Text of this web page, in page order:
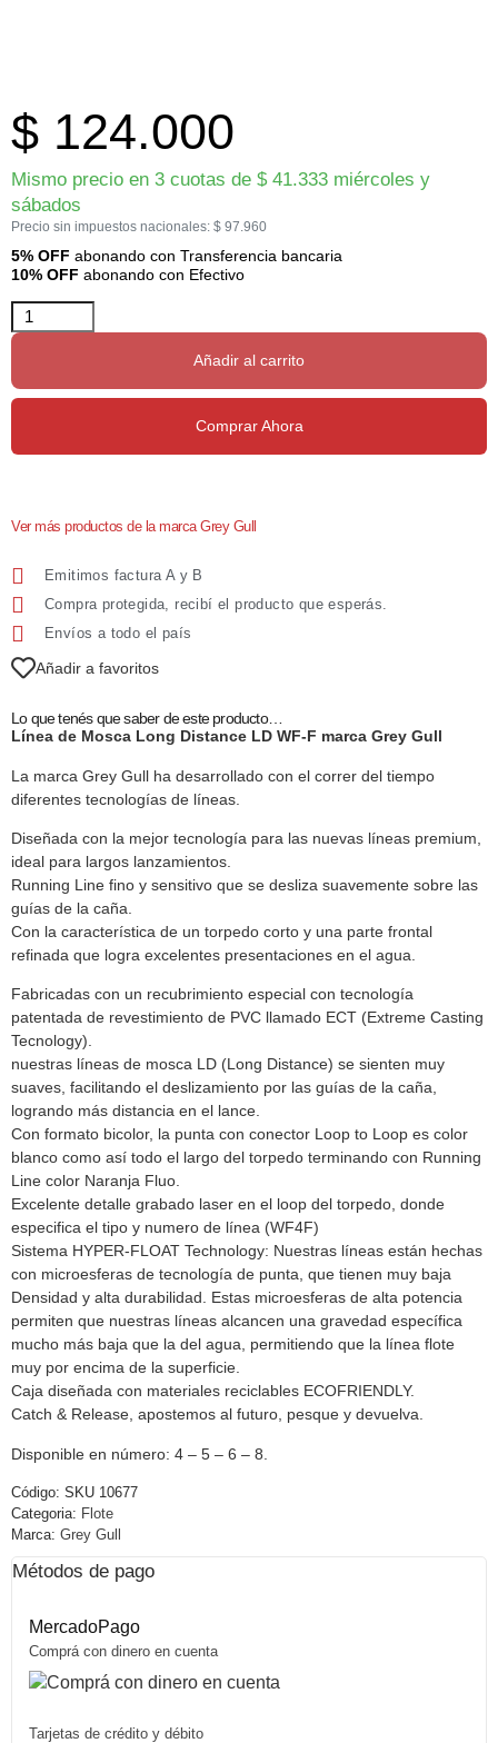
$ 124.000
Mismo precio en 3 cuotas de $41.333 miércoles y
sábados
Precio sin impuestos nacionales: $ 97.960
5% OFF abonando con Transferencia bancaria
10% OFF abonando con Efectivo
Añadir al carrito
Comprar Ahora
Ver más productos de la marca Grey Gull
Emitimos factura A y B
Compra protegida, recibí el producto que esperás.
Envíos a todo el país
Añadir a favoritos
Lo que tenés que saber de este producto…
Línea de Mosca Long Distance LD WF-F marca Grey Gull
La marca Grey Gull ha desarrollado con el correr del tiempo
diferentes tecnologías de líneas.
Diseñada con la mejor tecnología para las nuevas líneas premium,
ideal para largos lanzamientos.
Running Line fino y sensitivo que se desliza suavemente sobre las
guías de la caña.
Con la característica de un torpedo corto y una parte frontal
refinada que logra excelentes presentaciones en el agua.
Fabricadas con un recubrimiento especial con tecnología
patentada de revestimiento de PVC llamado ECT (Extreme Casting
Tecnology).
nuestras líneas de mosca LD (Long Distance) se sienten muy
suaves, facilitando el deslizamiento por las guías de la caña,
logrando más distancia en el lance.
Con formato bicolor, la punta con conector Loop to Loop es color
blanco como así todo el largo del torpedo terminando con Running
Line color Naranja Fluo.
Excelente detalle grabado laser en el loop del torpedo, donde
especifica el tipo y numero de línea (WF4F)
Sistema HYPER-FLOAT Technology: Nuestras líneas están hechas
con microesferas de tecnología de punta, que tienen muy baja
Densidad y alta durabilidad. Estas microesferas de alta potencia
permiten que nuestras líneas alcancen una gravedad específica
mucho más baja que la del agua, permitiendo que la línea flote
muy por encima de la superficie.
Caja diseñada con materiales reciclables ECOFRIENDLY.
Catch & Release, apostemos al futuro, pesque y devuelva.
Disponible en número: 4 – 5 – 6 – 8.
Código: SKU 10677
Categoria: Flote
Marca: Grey Gull
Métodos de pago
MercadoPago
Comprá con dinero en cuenta
Tarjetas de crédito y débito